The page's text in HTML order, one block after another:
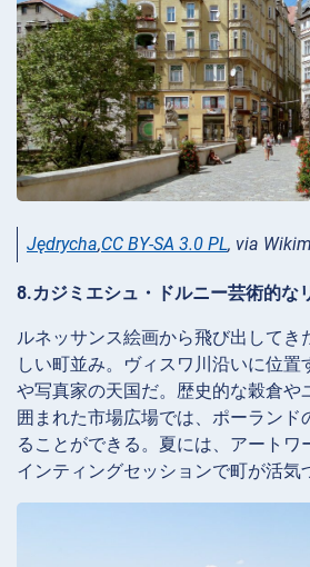
Jędrycha,CC BY-SA 3.0 PL, via
8.カジミエシュ・ドルニー芸術的な
ルネッサンス絵画から飛び出してき
しい町並み。ヴィスワ川沿いに位置
や写真家の天国だ。歴史的な穀倉や
囲まれた市場広場では、ポーランド
ることができる。夏には、アートワ
インティングセッションで町が活気